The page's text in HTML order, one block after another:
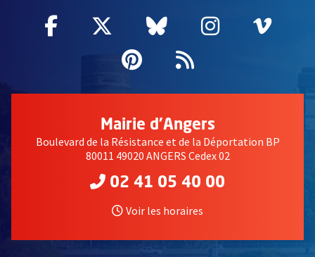
Facebook
, Ouvre une nouvelle fenêtre
Twitter
, Ouvre une nouvelle
Bluesky
, Ouvre une
Instagram
, Ouvre
,
Pinterest
, Ouvre une
Flux RSS
Mairie d'Angers
Boulevard de la Résistance et de la Déportation BP
80011 49020 ANGERS Cedex 02
02 41 05 40 00
Voir les horaires